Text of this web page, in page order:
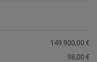
149.900,00 €
98,00 €